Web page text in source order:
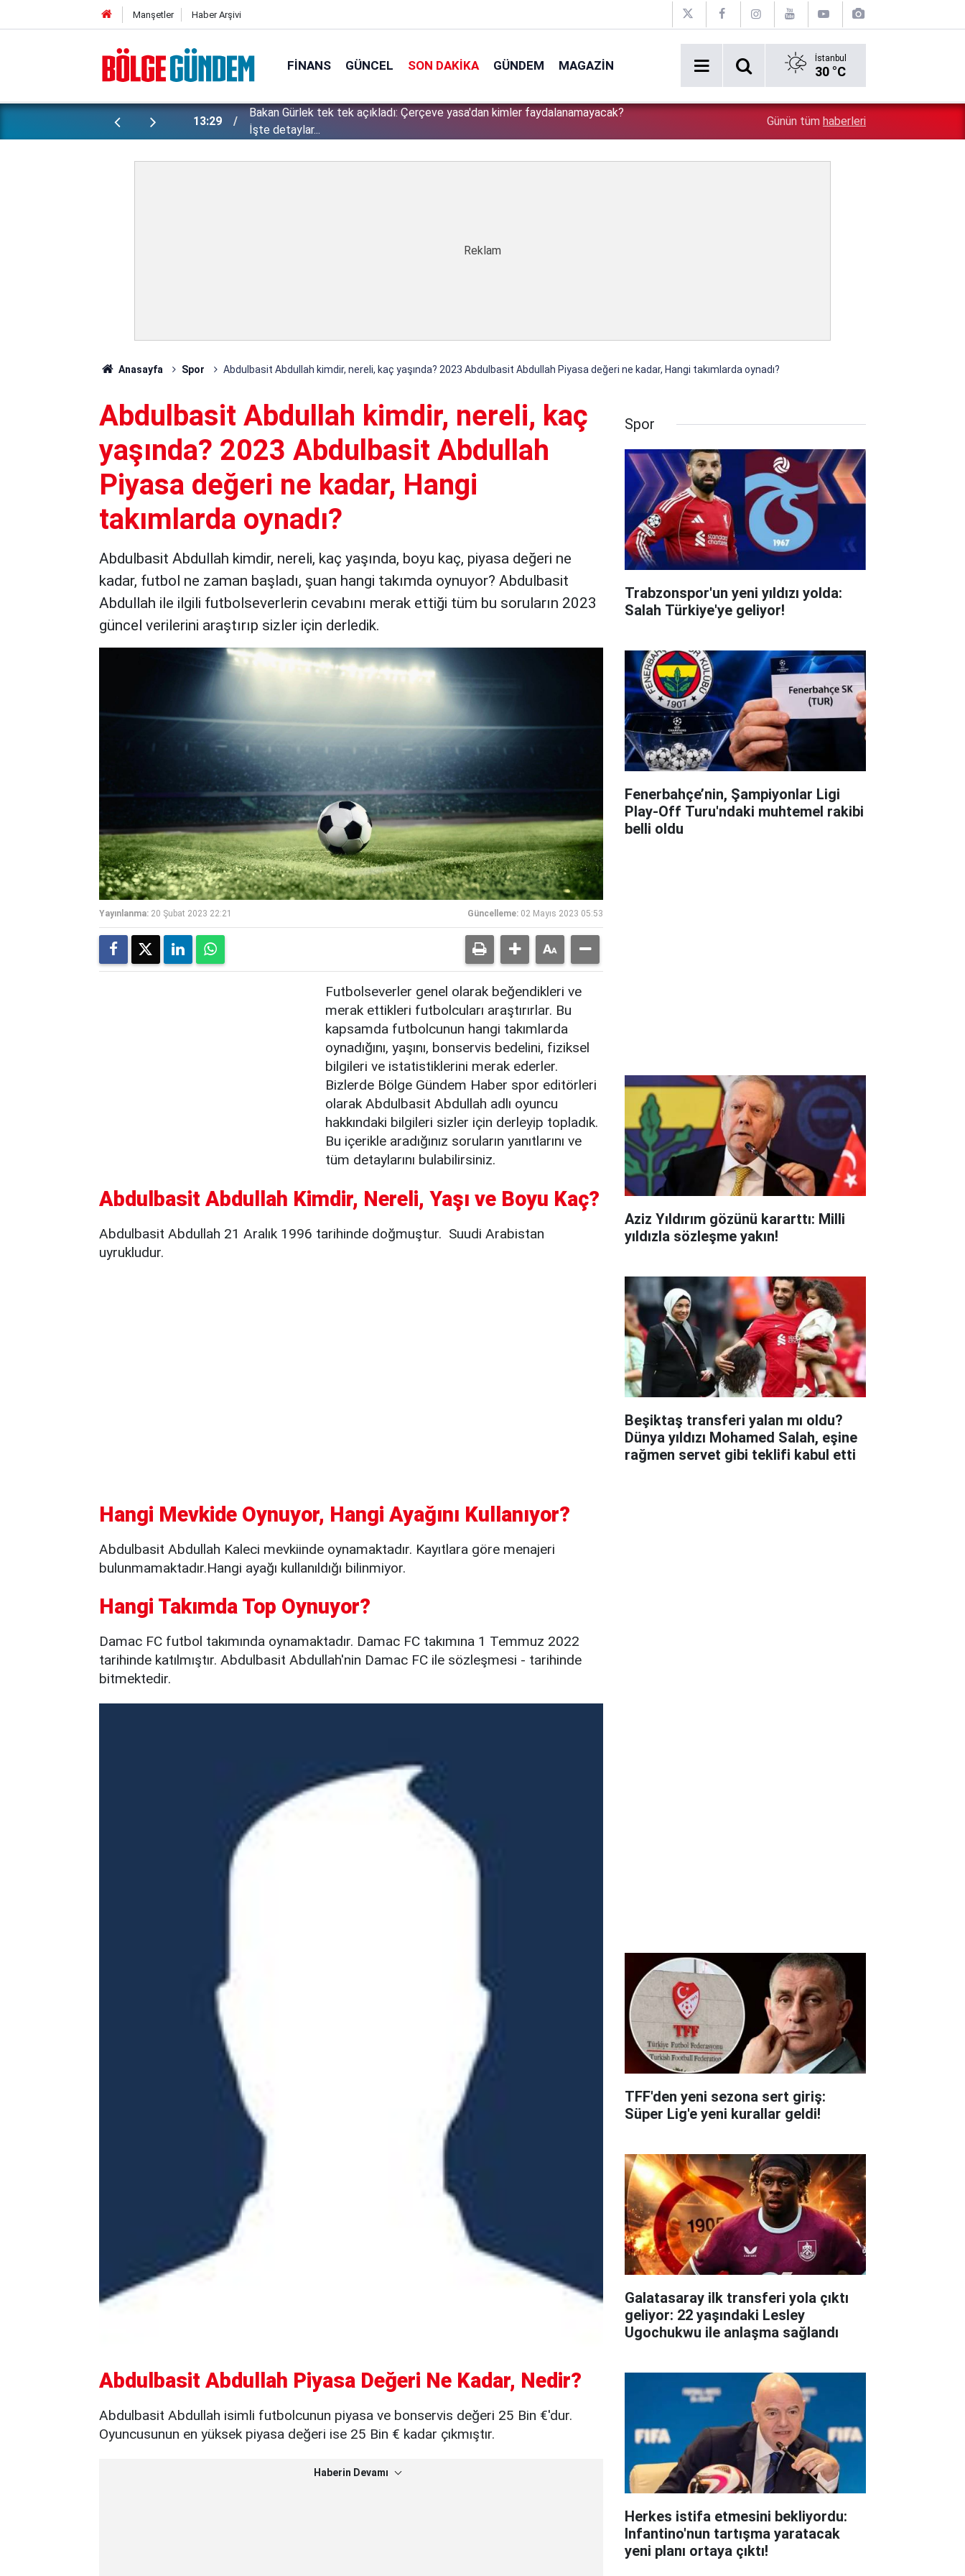
Manşetler Haber Arşivi
FINANS GÜNCEL SON DAKIKA GÜNDEM MAGAZIN İstanbul
30 °C
yapılan gizli planları deşifre etti! 13:29
Bakan Gürlek tek tek açıkladı: Çerçeve yasa'dan kimler faydalanamayacak?
İşte detaylar...
Özgür Özel'e şok! Yüzde 50 ile kazandıkları il, CHP'de
Günün tüm haberleri
Anasayfa Spor Abdulbasit Abdullah kimdir, nereli, kaç yaşında? 2023 Abdulbasit Abdullah Piyasa değeri ne kadar, Hangi takımlarda oynadı?
Abdulbasit Abdullah kimdir, nereli, kaç
yaşında? 2023 Abdulbasit Abdullah
Piyasa değeri ne kadar, Hangi
takımlarda oynadı?
Abdulbasit Abdullah kimdir, nereli, kaç yaşında, boyu kaç, piyasa değeri ne
kadar, futbol ne zaman başladı, şuan hangi takımda oynuyor? Abdulbasit
Abdullah ile ilgili futbolseverlerin cevabını merak ettiği tüm bu soruların 2023
güncel verilerini araştırıp sizler için derledik.
Yayınlanma: 20 Şubat 2023 22:21 Güncelleme: 02 Mayıs 2023 05:53
Futbolseverler genel olarak beğendikleri ve
merak ettikleri futbolcuları araştırırlar. Bu
kapsamda futbolcunun hangi takımlarda
oynadığını, yaşını, bonservis bedelini, fiziksel
bilgileri ve istatistiklerini merak ederler.
Bizlerde Bölge Gündem Haber spor editörleri
olarak Abdulbasit Abdullah adlı oyuncu
hakkındaki bilgileri sizler için derleyip topladık.
Bu içerikle aradığınız soruların yanıtlarını ve
tüm detaylarını bulabilirsiniz.
Abdulbasit Abdullah Kimdir, Nereli, Yaşı ve Boyu Kaç?
Abdulbasit Abdullah 21 Aralık 1996 tarihinde doğmuştur. Suudi Arabistan
uyrukludur.
Hangi Mevkide Oynuyor, Hangi Ayağını Kullanıyor?
Abdulbasit Abdullah Kaleci mevkiinde oynamaktadır. Kayıtlara göre menajeri
bulunmamaktadır.Hangi ayağı kullanıldığı bilinmiyor.
Hangi Takımda Top Oynuyor?
Damac FC futbol takımında oynamaktadır. Damac FC takımına 1 Temmuz 2022
tarihinde katılmıştır. Abdulbasit Abdullah'nin Damac FC ile sözleşmesi - tarihinde
bitmektedir.
Abdulbasit Abdullah Piyasa Değeri Ne Kadar, Nedir?
Abdulbasit Abdullah isimli futbolcunun piyasa ve bonservis değeri 25 Bin €'dur.
Oyuncusunun en yüksek piyasa değeri ise 25 Bin € kadar çıkmıştır.
Haberin Devamı
Spor
Trabzonspor'un yeni yıldızı yolda:
Salah Türkiye'ye geliyor!
Fenerbahçe’nin, Şampiyonlar Ligi
Play-Off Turu'ndaki muhtemel rakibi
belli oldu
Aziz Yıldırım gözünü kararttı: Milli
yıldızla sözleşme yakın!
Beşiktaş transferi yalan mı oldu?
Dünya yıldızı Mohamed Salah, eşine
rağmen servet gibi teklifi kabul etti
TFF'den yeni sezona sert giriş:
Süper Lig'e yeni kurallar geldi!
Galatasaray ilk transferi yola çıktı
geliyor: 22 yaşındaki Lesley
Ugochukwu ile anlaşma sağlandı
Herkes istifa etmesini bekliyordu:
Infantino'nun tartışma yaratacak
yeni planı ortaya çıktı!